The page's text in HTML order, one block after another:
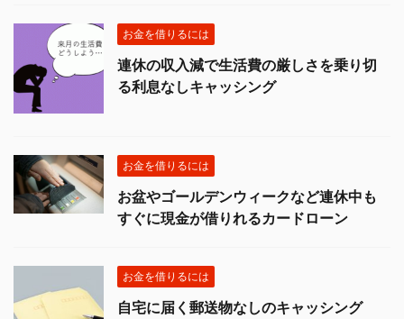
お金を借りるには
連休の収入減で生活費の厳しさを乗り切
る利息なしキャッシング
お金を借りるには
お盆やゴールデンウィークなど連休中も
すぐに現金が借りれるカードローン
お金を借りるには
自宅に届く郵送物なしのキャッシング